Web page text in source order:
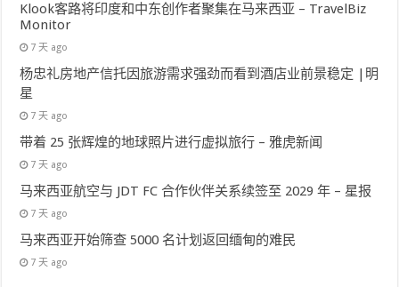
Klook客路将印度和中东创作者聚集在马来西亚 – TravelBiz
Monitor
7 天 ago
杨忠礼房地产信托因旅游需求强劲而看到酒店业前景稳定 |明
星
7 天 ago
带着 25 张辉煌的地球照片进行虚拟旅行 – 雅虎新闻
7 天 ago
马来西亚航空与 JDT FC 合作伙伴关系续签至 2029 年 – 星报
7 天 ago
马来西亚开始筛查 5000 名计划返回缅甸的难民
7 天 ago